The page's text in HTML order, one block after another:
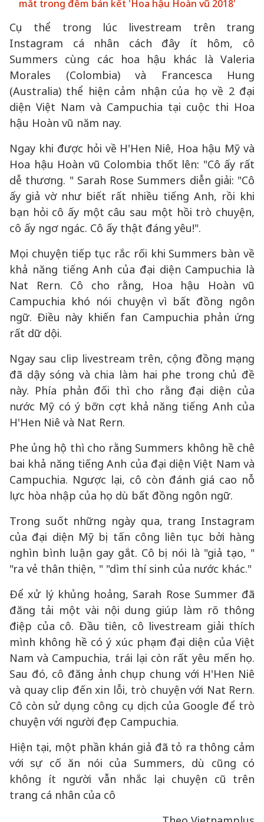
mắt trong đêm bán kết 'Hoa hậu Hoàn vũ 2018'
Cụ thể trong lúc livestream trên trang
Instagram cá nhân cách đây ít hôm, cô
Summers cùng các hoa hậu khác là Valeria
Morales (Colombia) và Francesca Hung
(Australia) thể hiện cảm nhận của họ về 2 đại
diện Việt Nam và Campuchia tại cuộc thi Hoa
hậu Hoàn vũ năm nay.
Ngay khi được hỏi về H'Hen Niê, Hoa hậu Mỹ và
Hoa hậu Hoàn vũ Colombia thốt lên: "Cô ấy rất
dễ thương. " Sarah Rose Summers diễn giải: "Cô
ấy giả vờ như biết rất nhiều tiếng Anh, rồi khi
bạn hỏi cô ấy một câu sau một hồi trò chuyện,
cô ấy ngơ ngác. Cô ấy thật đáng yêu!".
Mọi chuyện tiếp tục rắc rối khi Summers bàn về
khả năng tiếng Anh của đại diện Campuchia là
Nat Rern. Cô cho rằng, Hoa hậu Hoàn vũ
Campuchia khó nói chuyện vì bất đồng ngôn
ngữ. Điều này khiến fan Campuchia phản ứng
rất dữ dội.
Ngay sau clip livestream trên, cộng đồng mạng
đã dậy sóng và chia làm hai phe trong chủ đề
này. Phía phản đối thì cho rằng đại diện của
nước Mỹ có ý bỡn cợt khả năng tiếng Anh của
H'Hen Niê và Nat Rern.
Phe ủng hộ thì cho rằng Summers không hề chê
bai khả năng tiếng Anh của đại diện Việt Nam và
Campuchia. Ngược lại, cô còn đánh giá cao nỗ
lực hòa nhập của họ dù bất đồng ngôn ngữ.
Trong suốt những ngày qua, trang Instagram
của đại diện Mỹ bị tấn công liên tục bởi hàng
nghìn bình luận gay gắt. Cô bị nói là "giả tạo, "
"ra vẻ thân thiện, " "dìm thí sinh của nước khác."
Để xử lý khủng hoảng, Sarah Rose Summer đã
đăng tải một vài nội dung giúp làm rõ thông
điệp của cô. Đầu tiên, cô livestream giải thích
mình không hề có ý xúc phạm đại diện của Việt
Nam và Campuchia, trái lại còn rất yêu mến họ.
Sau đó, cô đăng ảnh chụp chung với H'Hen Niê
và quay clip đến xin lỗi, trò chuyện với Nat Rern.
Cô còn sử dụng công cụ dịch của Google để trò
chuyện với người đẹp Campuchia.
Hiện tại, một phần khán giả đã tỏ ra thông cảm
với sự cố ăn nói của Summers, dù cũng có
không ít người vẫn nhắc lại chuyện cũ trên
trang cá nhân của cô